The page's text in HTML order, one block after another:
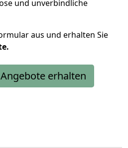
und unverbindliche
aus und erhalten Sie
erhalten